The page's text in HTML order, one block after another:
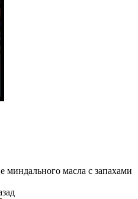
масла с запахами